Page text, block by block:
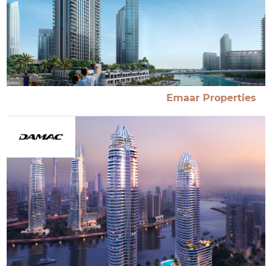
Emaar Properties